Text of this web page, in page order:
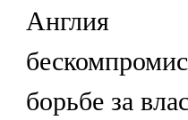
Англия
борьбе за